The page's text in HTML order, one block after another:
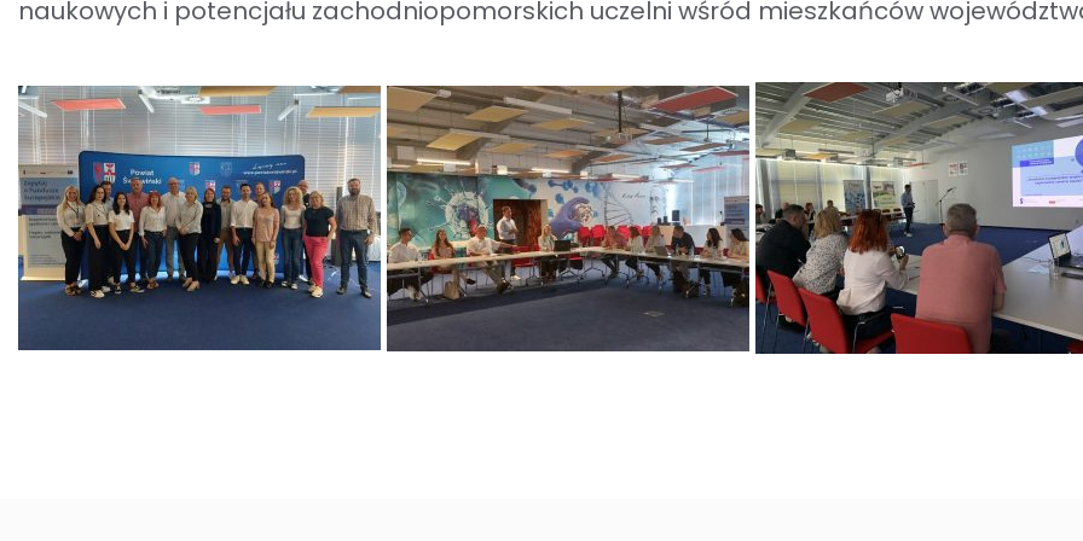
naukowych i potencjału zachodniopomorskich uczelni wśród mieszkańców